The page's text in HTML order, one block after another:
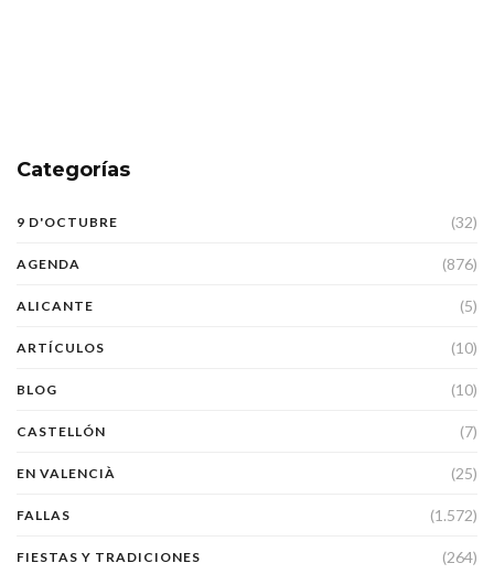
Categorías
9 D'OCTUBRE (32)
AGENDA (876)
ALICANTE (5)
ARTÍCULOS (10)
BLOG (10)
CASTELLÓN (7)
EN VALENCIÀ (25)
FALLAS (1.572)
FIESTAS Y TRADICIONES (264)